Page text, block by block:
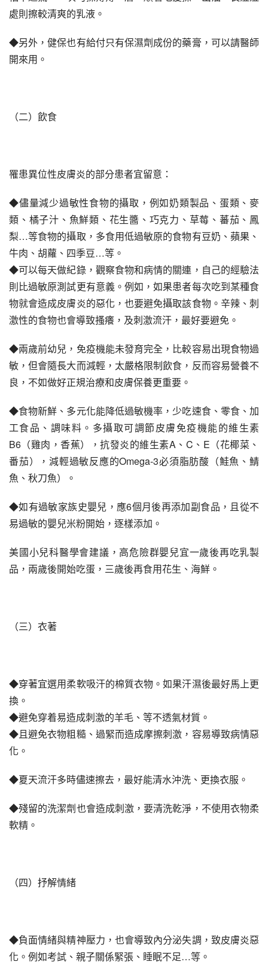
處則擦較清爽的乳液。
◆另外，健保也有給付只有保濕劑成份的藥膏，可以請醫師
開來用。
（二）飲食
罹患異位性皮膚炎的部分患者宜留意：
◆儘量減少過敏性食物的攝取，例如奶類製品、蛋類、麥
類、橘子汁、魚鮮類、花生醬、巧克力、草莓、蕃茄、鳳
梨…等食物的攝取，多食用低過敏原的食物有豆奶、蘋果、
牛肉、胡蘿、四季豆…等。
◆可以每天做紀錄，觀察食物和病情的關連，自己的經驗法
則比過敏原測試更有意義。例如，如果患者每次吃到某種食
物就會造成皮膚炎的惡化，也要避免攝取該食物。辛辣、刺
激性的食物也會導致搔癢，及刺激流汗，最好要避免。
◆兩歲前幼兒，免疫機能未發育完全，比較容易出現食物過
敏，但會隨長大而減輕，太嚴格限制飲食，反而容易營養不
良，不如做好正規治療和皮膚保養更重要。
◆食物新鮮、多元化能降低過敏機率，少吃速食、零食、加
工食品、調味料。多攝取可調節皮膚免疫機能的維生素
B6（雞肉，香蕉），抗發炎的維生素A、C、E（花椰菜、
番茄），減輕過敏反應的Omega-3必須脂肪酸（鮭魚、鯖
魚、秋刀魚）。
◆如有過敏家族史嬰兒，應6個月後再添加副食品，且從不
易過敏的嬰兒米粉開始，逐樣添加。
美國小兒科醫學會建議，高危險群嬰兒宜一歲後再吃乳製
品，兩歲後開始吃蛋，三歲後再食用花生、海鮮。
（三）衣著
◆穿著宜選用柔軟吸汗的棉質衣物。如果汗濕後最好馬上更
換。
◆避免穿着易造成刺激的羊毛、等不透氣材質。
◆且避免衣物粗糙、過緊而造成摩擦刺激，容易導致病情惡
化。
◆夏天流汗多時儘速擦去，最好能清水沖洗、更換衣服。
◆殘留的洗潔劑也會造成刺激，要清洗乾淨，不使用衣物柔
軟精。
（四）抒解情緒
◆負面情緒與精神壓力，也會導致內分泌失調，致皮膚炎惡
化。例如考試、親子關係緊張、睡眠不足…等。